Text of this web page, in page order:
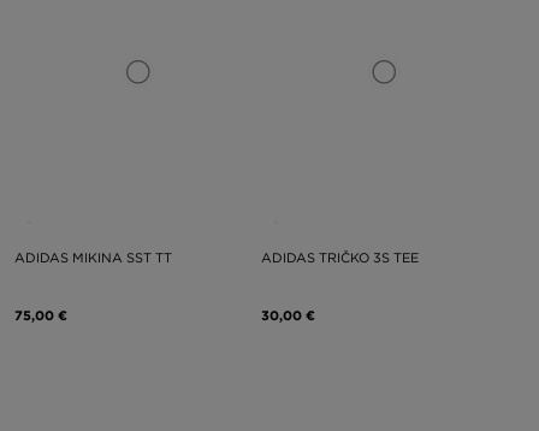
ADIDAS MIKINA SST TT
75,00 €
ADIDAS TRIČKO 3S TEE
30,00 €